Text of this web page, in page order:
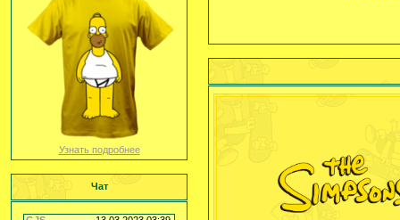
Узнать подробнее
Чат